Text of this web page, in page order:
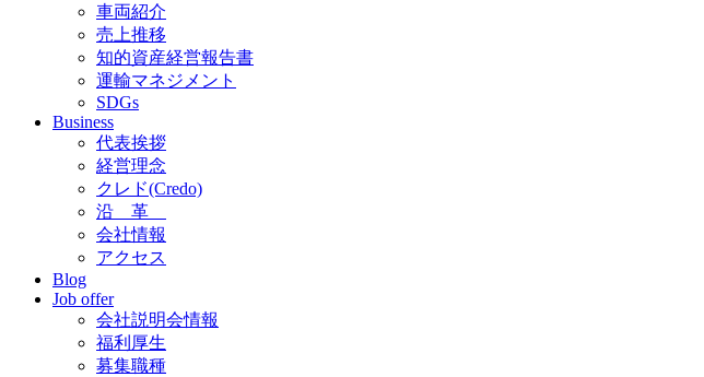
車両紹介
売上推移
知的資産経営報告書
運輸マネジメント
SDGs
Business
代表挨拶
経営理念
クレド(Credo)
沿 革
会社情報
アクセス
Blog
Job offer
会社説明会情報
福利厚生
募集職種